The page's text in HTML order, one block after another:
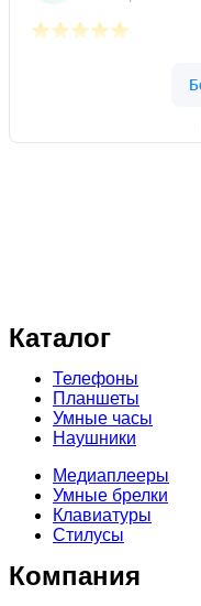
Каталог
Телефоны
Планшеты
Умные часы
Наушники
Медиаплееры
Умные брелки
Клавиатуры
Стилусы
Компания